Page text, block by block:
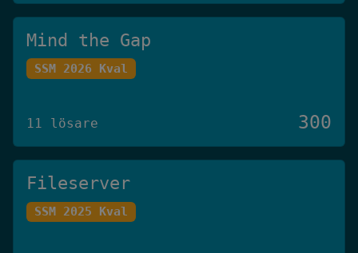
Mind the Gap
SSM 2026 Kval
11 lösare 300
Fileserver
SSM 2025 Kval